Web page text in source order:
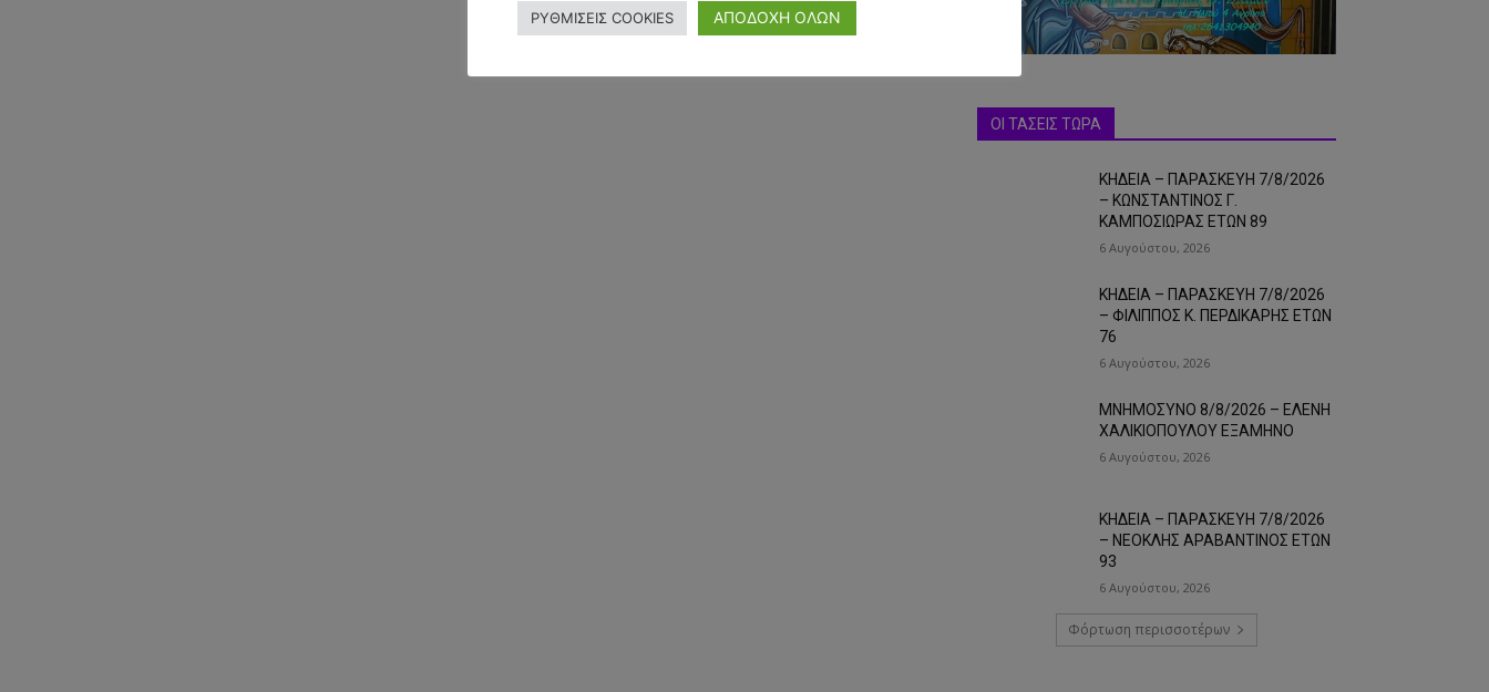
ΟΙ ΤΑΣΕΙΣ ΤΩΡΑ
ΚΗΔΕΙΑ – ΠΑΡΑΣΚΕΥΗ 7/8/2026
– ΚΩΝΣΤΑΝΤΙΝΟΣ Γ.
ΚΑΜΠΟΣΙΩΡΑΣ ΕΤΩΝ 89
6 Αυγούστου, 2026
ΚΗΔΕΙΑ – ΠΑΡΑΣΚΕΥΗ 7/8/2026
– ΦΙΛΙΠΠΟΣ Κ. ΠΕΡΔΙΚΑΡΗΣ ΕΤΩΝ
76
6 Αυγούστου, 2026
ΜΝΗΜΟΣΥΝΟ 8/8/2026 – ΕΛΕΝΗ
ΧΑΛΙΚΙΟΠΟΥΛΟΥ ΕΞΑΜΗΝΟ
6 Αυγούστου, 2026
ΚΗΔΕΙΑ – ΠΑΡΑΣΚΕΥΗ 7/8/2026
– ΝΕΟΚΛΗΣ ΑΡΑΒΑΝΤΙΝΟΣ ΕΤΩΝ
93
6 Αυγούστου, 2026
Φόρτωση περισσοτέρων
ΡΥΘΜΙΣΕΙΣ COOKIES ΑΠΟΔΟΧΗ ΟΛΩΝ